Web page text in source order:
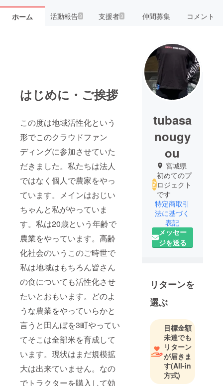
ホーム 活動報告3 支援者3 仲間募集 コメント
はじめに・ご挨拶
この度は地域活性化という
形でこのクラウドファン
ディングに参加させていた
だきました。私たちは法人
ではなく個人で農家をやっ
ています。メインはおじい
ちゃんと私がやっていま
す。私は20歳という年齢で
農業をやっています。高齢
化社会のいうこのご時世で
私は地域はもちろん皆さん
の食についても活性化させ
たいとおもいます。どのよ
うな農業をやっていらかと
言うと田んぼを3町やってい
てそこは全部米を育成して
います。現状はまだ規模拡
大は出来ていません。なの
でトラクターを購入して効
tubasa
nougy
ou
宮城県
初めてのプ
ロジェクト
です
特定商取引
法に基づく
表記
メッセー
ジを送る
リターンを
選ぶ
目標金額
未達でも
リターン
が届きま
す(All-in
方式)